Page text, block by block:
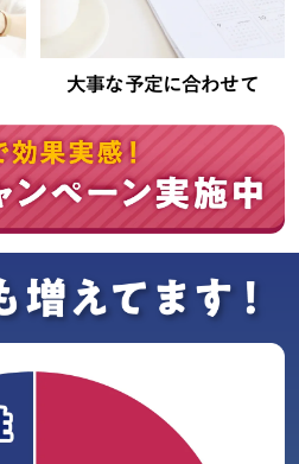
大事な予定に合わせて